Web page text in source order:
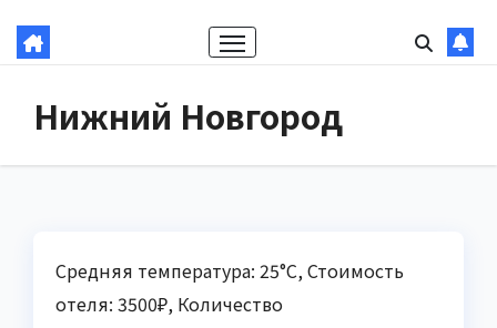
Нижний Новгород
Средняя температура: 25°C, Стоимость
отеля: 3500₽, Количество